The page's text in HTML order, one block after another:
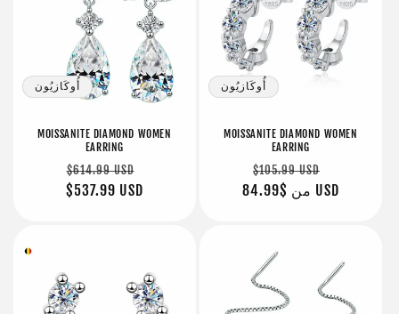
أُوكَازيُون
MOISSANITE DIAMOND WOMEN
EARRING
سعر
عادي
$614.99 USD
$537.99 USD
أُوكَازيُون
MOISSANITE DIAMOND WOMEN
EARRING
سعر
عادي
$105.99 USD
البيع
من $84.99 USD